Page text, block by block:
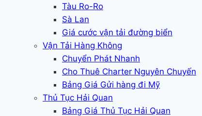
Tàu Ro-Ro
Sà Lan
Giá cước vận tải đường biển
Vận Tải Hàng Không
Chuyển Phát Nhanh
Cho Thuê Charter Nguyên Chuyến
Bảng Giá Gửi hàng đi Mỹ
Thủ Tục Hải Quan
Bảng Giá Thủ Tục Hải Quan